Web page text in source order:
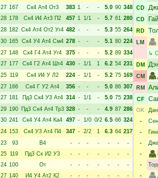
27 167 Ск4 Ат4 От3 383 1 - - 5.0 90 348
28 178 Ск4 И4 Ат3 П2 457 1 1/1 - 5.7 61 280
28 182 Ск4 Ат4 От2 Уг4 482 - - - 5.3 55 264
30 165 Ск4 У4 Ат4 См4 278 - - - 5.1 80 224
27 148 Ск4 Г4 Ат4 Уг4 375 - - - 5.2 89 334
27 177 Ск4 Г2 Ат4 Шт4 430 - 1/1 1 6.2 54 231
25 119 Ск4 И4 У Л2 224 - 1/1 - 5.2 75 169
27 166 Ск4 Г У2 Ат4 356 - - - 5.0 86 307
27 181 Пд3 Ск4 У3 Ат4 314 - 1/1 - 5.0 75 238
29 190 Пд3 Ск4 Ат4 Тр3 328 - - - 4.9 87 286
30 241 Ск4 У4 Ат4 Ка4 497 - 1/0 0/2 6.5 66 324
24 153 Ск4 У3 Ат4 П4 347 - 2/2 1 6.3 64 217
23 93 В4 - - - - - -
-
25 119 Пд3 Ск И2 У3 - - - - - -
-
24 100 От - - - - - -
-
27 140 И4 У4 Ат2 К2 - - - - - -
-
CD
CD
RD
LM
↳
DM
CM
RM
CF
GK
-
-
-
-
-
-